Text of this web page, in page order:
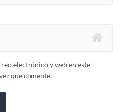
electrónico y web en este
que comente.